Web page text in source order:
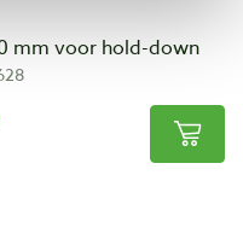
mm voor hold-down